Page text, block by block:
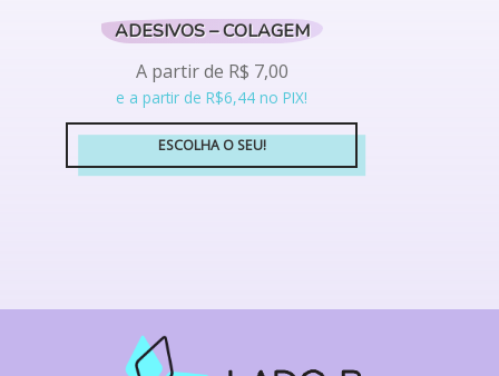
ADESIVOS – COLAGEM
A partir de R$ 7,00
e a partir de R$6,44 no PIX!
ESCOLHA O SEU!
Este
As